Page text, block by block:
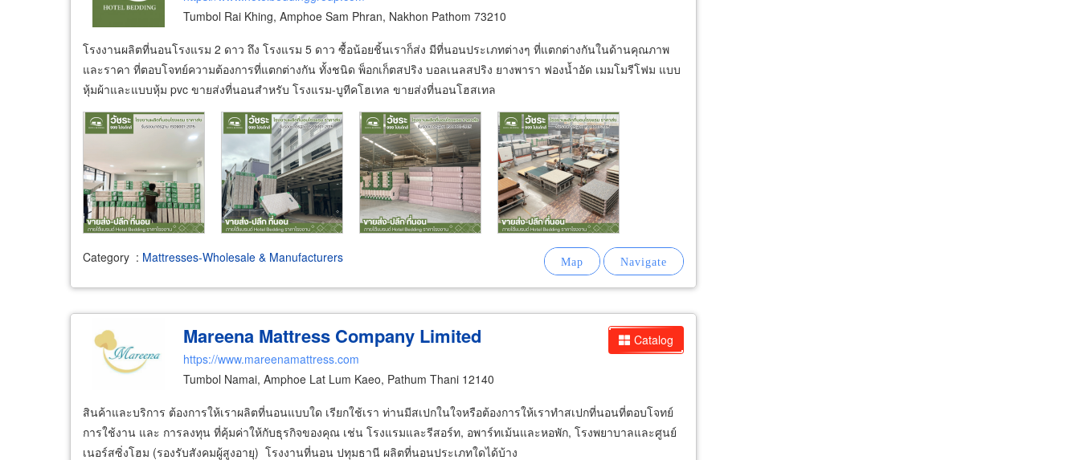
Tumbol Rai Khing, Amphoe Sam Phran, Nakhon Pathom 73210
โรงงานผลิตที่นอนโรงแรม 2 ดาว ถึง โรงแรม 5 ดาว ซื้อน้อยชิ้นเราก็ส่ง มีที่นอนประเภทต่างๆ ที่แตกต่างกันในด้านคุณภาพ
และราคา ที่ตอบโจทย์ความต้องการที่แตกต่างกัน ทั้งชนิด พ็อกเก็ตสปริง บอลเนลสปริง ยางพารา ฟองน้ำอัด เมมโมรีโฟม แบบ
หุ้มผ้าและแบบหุ้ม pvc ขายส่งที่นอนสำหรับ โรงแรม-บูทีคโฮเทล ขายส่งที่นอนโฮสเทล
Category : Mattresses-Wholesale & Manufacturers
Catalog
Mareena Mattress Company Limited
https://www.mareenamattress.com
Tumbol Namai, Amphoe Lat Lum Kaeo, Pathum Thani 12140
สินค้าและบริการ ต้องการให้เราผลิตที่นอนแบบใด เรียกใช้เรา ท่านมีสเปกในใจหรือต้องการให้เราทำสเปกที่นอนที่ตอบโจทย์
การใช้งาน และ การลงทุน ที่คุ้มค่าให้กับธุรกิจของคุณ เช่น โรงแรมและรีสอร์ท, อพาร์ทเม้นและหอพัก, โรงพยาบาลและศูนย์
เนอร์สซิ่งโฮม (รองรับสังคมผู้สูงอายุ) โรงงานที่นอน ปทุมธานี ผลิตที่นอนประเภทใดได้บ้าง